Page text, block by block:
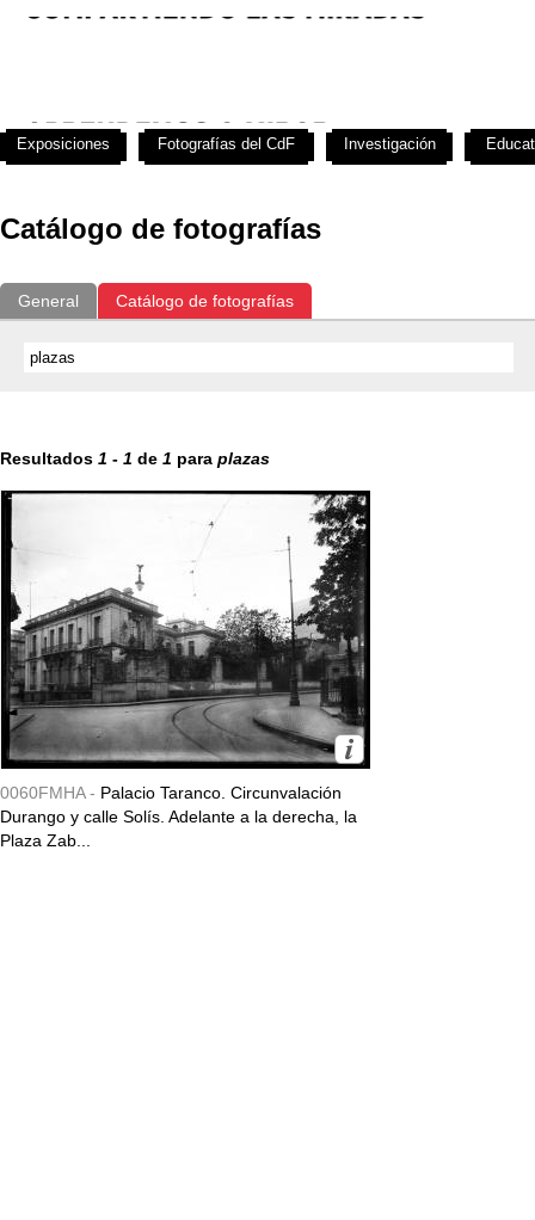
Catálogo de fotografías
General Catálogo de fotografías
Resultados 1 - 1 de 1 para plazas
0060FMHA - Palacio Taranco. Circunvalación
Durango y calle Solís. Adelante a la derecha, la
Plaza Zab...
Exposiciones Fotografías del CdF Investigación